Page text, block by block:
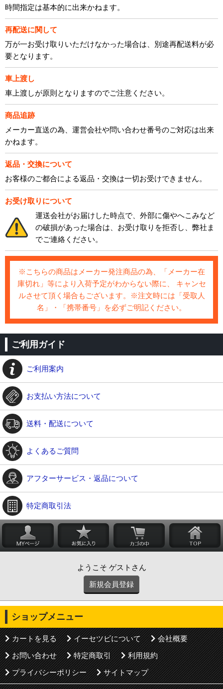
時間指定は基本的に出来かねます。
再配送に関して
万が一お受け取りいただけなかった場合は、別途再配送料が必
要となります。
車上渡し
車上渡しが原則となりますのでご注意ください。
商品追跡
メーカー直送の為、運営会社や問い合わせ番号のご対応は出来
かねます。
返品・交換について
お客様のご都合による返品・交換は一切お受けできません。
お受け取りについて
運送会社がお届けした時点で、外部に傷やへこみなど
の破損があった場合は、お受け取りを拒否し、弊社ま
でご連絡ください。
※こちらの商品はメーカー発注商品の為、「メーカー在
庫切れ」等により入荷予定がわからない際に、 キャンセ
ルさせて頂く場合もございます。※注文時には「受取人
名」・「携帯番号」を必ずご明記ください。
ご利用ガイド
ご利用案内
お支払い方法について
送料・配送について
よくあるご質問
アフターサービス・返品について
特定商取引法
ようこそ ゲストさん
新規会員登録
ショップメニュー
カートを見る イーセツビについて
会社概要
お問い合わせ
特定商取引
利用規約
プライバシーポリシー
サイトマップ